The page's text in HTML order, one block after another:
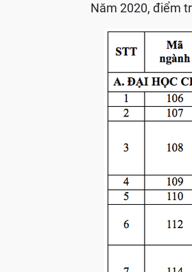
Năm 2020, điểm